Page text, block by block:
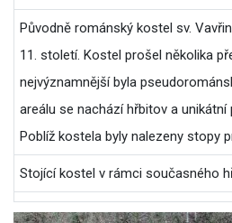
Původně románský kostel sv.
11. století. Kostel prošel několika
nejvýznamnější byla
areálu se nachází hřbitov a unikátní
Poblíž kostela byly nalezeny stopy
Stojící kostel v rámci současného